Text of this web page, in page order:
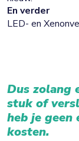
En verder
LED- en
Dus zolang
stuk of
heb je geen
kosten.